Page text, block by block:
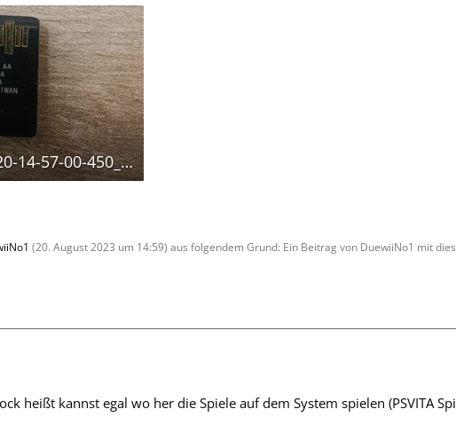
Screenshot_2023-08-20-14-57-00-450_com.ebay.kleinanzeigen.jpg
(20. August 2023 um 14:59) aus folgendem Grund: Ein Beitrag von DuewiiNo1 mit
heißt kannst egal wo her die Spiele auf dem System spielen (PSVITA